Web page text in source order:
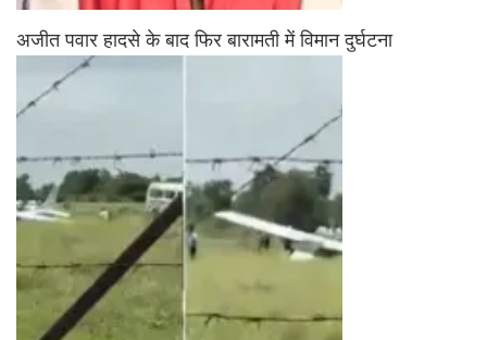
अजीत पवार हादसे के बाद फिर बारामती में विमान दुर्घटना